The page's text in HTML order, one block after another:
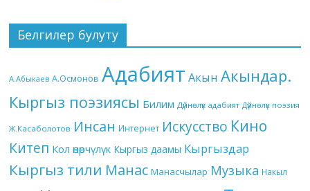
Белгилер булуту
А.Абыкаев А.Осмонов Адабият Акын Акындар.
Кыргыз поэзиясы Билим Дүйнөлүк адабият Дүйнөлүк поэзия
Ж.Касаболотов Инсан Интернет Искусство Кино
Китеп Кол өнөрчүлүк Кыргыз даамы Кыргыздар
Кыргыз тили Манас Манасчылар Музыка Накыл